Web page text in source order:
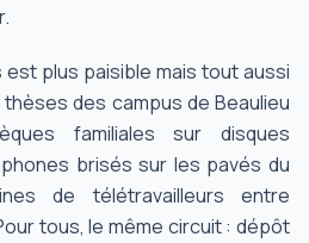
plus paisible mais tout aussi
des campus de Beaulieu
familiales sur disques
brisés sur les pavés du
de télétravailleurs entre
tous, le même circuit : dépôt